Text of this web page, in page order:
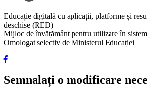
Educație digitală cu aplicații, platforme și
deschise (RED)
Mijloc de învățământ pentru utilizare în
Omologat selectiv de Ministerul Educației
Semnalați o modificare